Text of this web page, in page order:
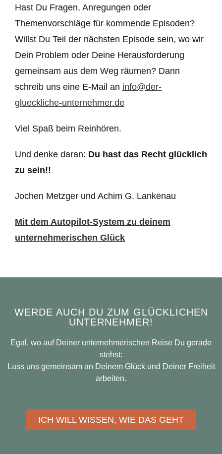
Hast Du Fragen, Anregungen oder
Themenvorschläge für kommende Episoden?
Willst Du Teil der nächsten Episode sein, wo wir
Dein Problem oder Deine Herausforderung
gemeinsam aus dem Weg räumen? Dann
schreib uns eine E-Mail an info@der-
glueckliche-unternehmer.de
Viel Spaß beim Reinhören.
Und denke daran: Du hast das Recht glücklich
zu sein!!
Jochen Metzger und Achim G. Lankenau
Mit dem Autopilot-System zu deinem
unternehmerischen Glück
WERDE AUCH DU ZUM GLÜCKLICHEN
UNTERNEHMER!
Egal, wo auf Deiner unternehmerischen Reise Du gerade
stehst:
Lass uns gemeinsam an Deinem Glück und Deiner Freiheit
arbeiten.
ICH WILL WISSEN, WIE DAS GEHT